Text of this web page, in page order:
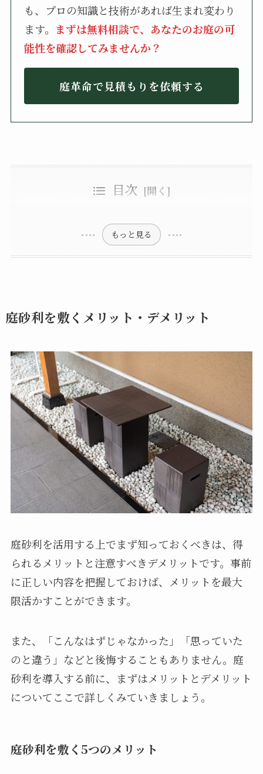
も、プロの知識と技術があれば生まれ変わり
ます。 まずは無料相談で、あなたのお庭の可
能性を確認してみませんか？
庭革命で見積もりを依頼する
目次
必要な砂利の量を考えて予算で選ぶ
石の形状も確認する
1.アイリスオーヤマ 防犯防草のジャリ
3.TAIKOH 白仙砂利8分
4.昭光物産 駐車場に敷くジャリ
5.建築金物 砂味砂利 18kg
6.新宮砂利 2分 20kg
もっと見る
庭砂利を敷くメリット・デメリット
庭砂利を活用する上でまず知っておくべきは、得
られるメリットと注意すべきデメリットです。事前
に正しい内容を把握しておけば、メリットを最大
限活かすことができます。
また、「こんなはずじゃなかった」「思っていた
のと違う」などと後悔することもありません。庭
砂利を導入する前に、まずはメリットとデメリット
についてここで詳しくみていきましょう。
庭砂利を敷く5つのメリット